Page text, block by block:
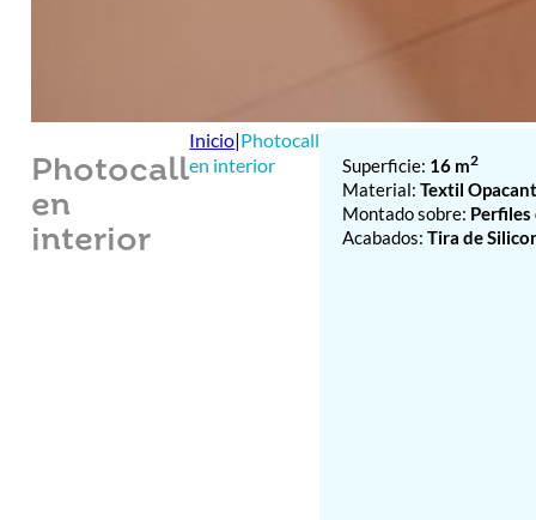
Photocall
en
interior
Inicio|Photocall
en interior
Superficie: 16 m2
Material: Textil
Montado sobre:
Acabados: Tira de